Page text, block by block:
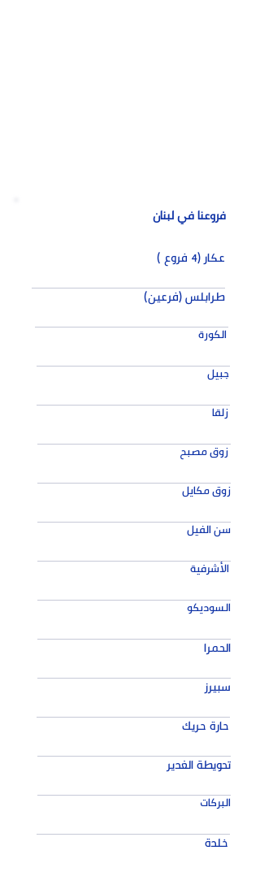
فروعنا في لبنان
عكار (4 فروع )
طرابلس (فرعين)
الكورة
جبيل
زلقا
زوق مصبح
زوق مكايل
سن الفيل
الأشرفية
السوديكو
الحمرا
سبيرز
حارة حريك
تحويطة الغدير
البركات
خلدة